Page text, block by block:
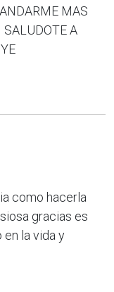
MAS
SALUDOTE A
como hacerla
gracias es
en la vida y